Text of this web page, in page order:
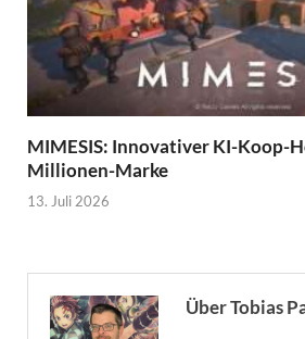
MIMESIS: Innovativer KI-Koop-
Millionen-Marke
13. Juli 2026
Über Tobias